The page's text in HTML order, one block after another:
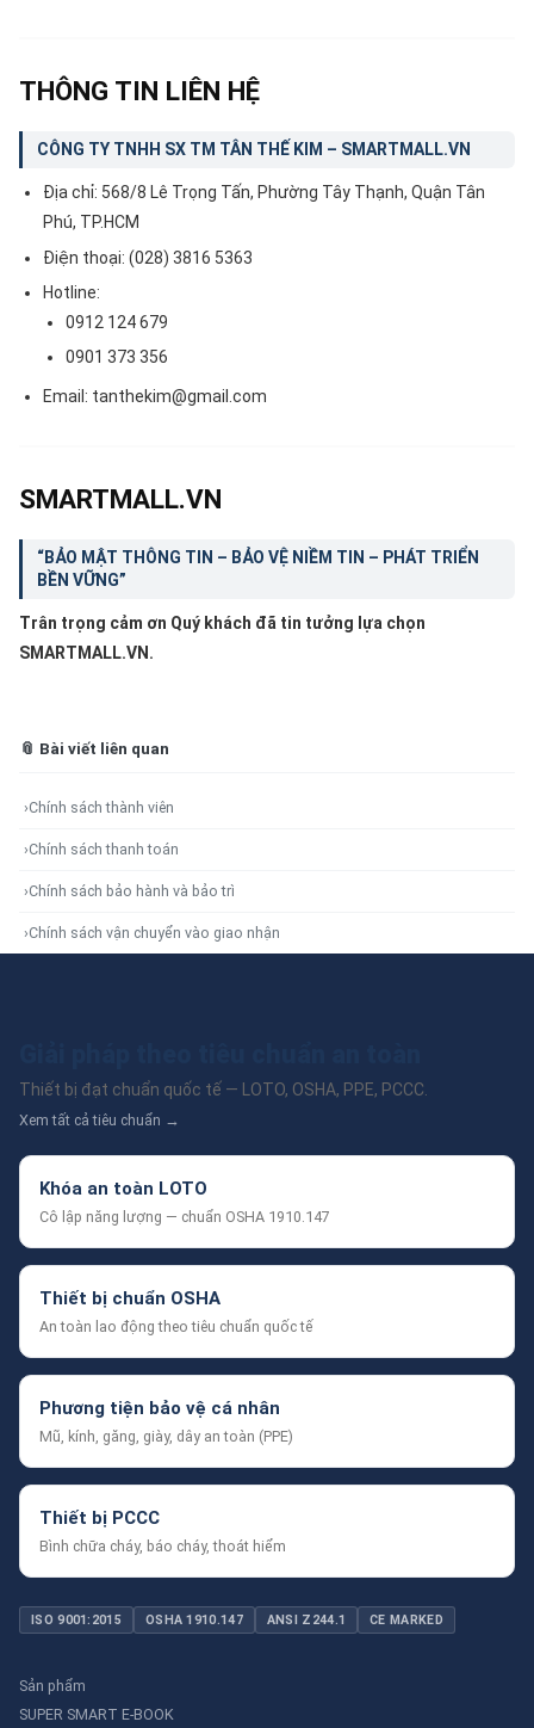
THÔNG TIN LIÊN HỆ
CÔNG TY TNHH SX TM TÂN THẾ KIM – SMARTMALL.VN
Địa chỉ: 568/8 Lê Trọng Tấn, Phường Tây Thạnh, Quận Tân
Phú, TP.HCM
Điện thoại: (028) 3816 5363
Hotline:
0912 124 679
0901 373 356
Email: tanthekim@gmail.com
SMARTMALL.VN
“BẢO MẬT THÔNG TIN – BẢO VỆ NIỀM TIN – PHÁT TRIỂN
BỀN VỮNG”
Trân trọng cảm ơn Quý khách đã tin tưởng lựa chọn
SMARTMALL.VN.
📎 Bài viết liên quan
›Chính sách thành viên
›Chính sách thanh toán
›Chính sách bảo hành và bảo trì
›Chính sách vận chuyển vào giao nhận
Thiết bị đạt chuẩn quốc tế — LOTO, OSHA, PPE, PCCC.
Xem tất cả tiêu chuẩn →
Khóa an toàn LOTO
Cô lập năng lượng — chuẩn OSHA 1910.147
Thiết bị chuẩn OSHA
An toàn lao động theo tiêu chuẩn quốc tế
Phương tiện bảo vệ cá nhân
Mũ, kính, găng, giày, dây an toàn (PPE)
Thiết bị PCCC
Bình chữa cháy, báo cháy, thoát hiểm
ISO 9001:2015 OSHA 1910.147 ANSI Z244.1 CE MARKED
Sản phẩm
SUPER SMART E-BOOK